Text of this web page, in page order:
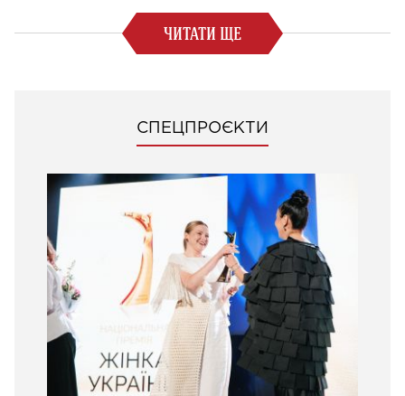
ЧИТАТИ ЩЕ
СПЕЦПРОЄКТИ